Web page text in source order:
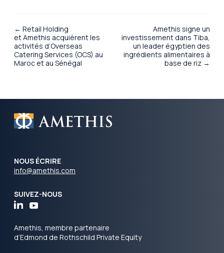
← Retail Holding
et Amethis acquièrent les
activités d’Overseas
Catering Services (OCS) au
Maroc et au Sénégal
Amethis signe un
investissement dans Tiba,
un leader égyptien des
ingrédients alimentaires à
base de riz →
NOUS ÉCRIRE
info@amethis.com
SUIVEZ-NOUS
Amethis, membre partenaire
d’Edmond de Rothschild Private Equity